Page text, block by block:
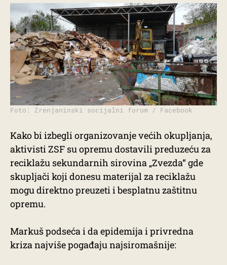
Foto: Zrenjaninski socijalni forum / Facebook
Kako bi izbegli organizovanje većih okupljanja,
aktivisti ZSF su opremu dostavili preduzeću za
reciklažu sekundarnih sirovina „Zvezda“ gde
skupljači koji donesu materijal za reciklažu
mogu direktno preuzeti i besplatnu zaštitnu
opremu.
Markuš podseća i da epidemija i privredna
kriza najviše pogađaju najsiromašnije: